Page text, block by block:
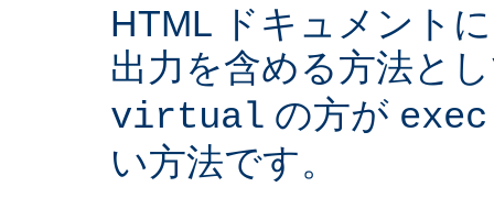
HTML ドキュメント
出力を含める方法と
virtual の方が
い方法です。